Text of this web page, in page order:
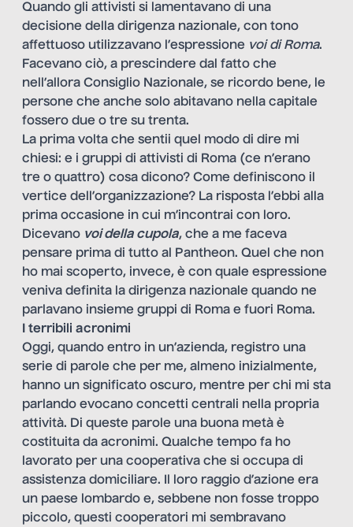
Quando gli attivisti si lamentavano di una
decisione della dirigenza nazionale, con tono
affettuoso utilizzavano l’espressione voi di Roma.
Facevano ciò, a prescindere dal fatto che
nell’allora Consiglio Nazionale, se ricordo bene, le
persone che anche solo abitavano nella capitale
fossero due o tre su trenta.
La prima volta che sentii quel modo di dire mi
chiesi: e i gruppi di attivisti di Roma (ce n’erano
tre o quattro) cosa dicono? Come definiscono il
vertice dell’organizzazione? La risposta l’ebbi alla
prima occasione in cui m’incontrai con loro.
Dicevano voi della cupola, che a me faceva
pensare prima di tutto al Pantheon. Quel che non
ho mai scoperto, invece, è con quale espressione
veniva definita la dirigenza nazionale quando ne
parlavano insieme gruppi di Roma e fuori Roma.
I terribili acronimi
Oggi, quando entro in un’azienda, registro una
serie di parole che per me, almeno inizialmente,
hanno un significato oscuro, mentre per chi mi sta
parlando evocano concetti centrali nella propria
attività. Di queste parole una buona metà è
costituita da acronimi. Qualche tempo fa ho
lavorato per una cooperativa che si occupa di
assistenza domiciliare. Il loro raggio d’azione era
un paese lombardo e, sebbene non fosse troppo
piccolo, questi cooperatori mi sembravano